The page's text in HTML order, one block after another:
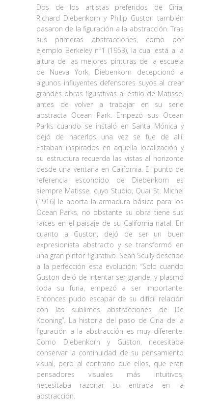
Dos de los artistas preferidos de Ciria,
Richard Diebenkorn y Philip Guston también
pasaron de la figuración a la abstracción. Tras
sus primeras abstracciones, como por
ejemplo Berkeley nº1 (1953), la cual está a la
altura de las mejores pinturas de la escuela
de Nueva York, Diebenkorn decepcionó a
algunos influyentes defensores suyos al crear
grandes obras figurativas al estilo de Matisse,
antes de volver a trabajar en su serie
abstracta Ocean Park. Empezó sus Ocean
Parks cuando se instaló en Santa Mónica y
dejó de hacerlos una vez se fue de allí.
Estaban inspirados en aquella localización y
su estructura recuerda las vistas al horizonte
desde una ventana en California. El punto de
referencia escondido de Diebenkorn es
siempre Matisse, cuyo Studio, Quai St. Michel
(1916) le aporta la armadura básica para los
Ocean Parks, no obstante su obra tiene sus
raíces en el paisaje de su California natal. En
cuanto a Guston, dejó de ser un buen
expresionista abstracto y se transformó en
una gran pintor figurativo. Sean Scully describe
a la perfección esta evolución: “Solo cuando
Guston dejó de intentar ser grande, y plasmó
toda su furia, empezó a ser importante.
Entonces pudo escapar de su difícil relación
con las sublimes abstracciones de De
Kooning”. La historia del paso de Ciria de la
figuración a la abstracción es muy diferente.
Como Diebenkorn y Guston, necesitaba
conservar la continuidad de su pensamiento
visual, pero al contrario que ellos, que eran
pensadores visuales más intuitivos,
necesitaba razonar su entrada en la
abstracción.